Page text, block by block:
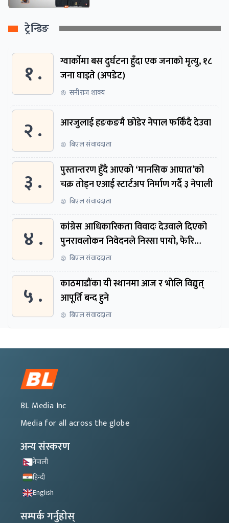
ट्रेन्डिङ
१ .
ग्वार्काेमा बस दुर्घटना हुँदा एक जनाकाे मृत्यु, १८
जना घाइते (अपडेट)
सनीराज शाक्य
२ . आरजुलाई हङकङमै छोडेर नेपाल फर्किँदै देउवा
बिएल संवाददाता
३ .
पुस्तान्तरण हुँदै आएको ‘मानसिक आघात’को
चक्र तोड्न एआई स्टार्टअप निर्माण गर्दै ३ नेपाली
बिएल संवाददाता
४ .
कांग्रेस आधिकारिकता विवादः देउवाले दिएको
पुनरावलोकन निवेदनले निस्सा पायो, फेरि
सुरुदेखि सुनुवाइ हुने
बिएल संवाददाता
५ .
काठमाडौंका यी स्थानमा आज र भोलि विद्युत्
आपूर्ति बन्द हुने
बिएल संवाददाता
BL Media Inc
Media for all across the globe
अन्य संस्करण
नेपाली
हिन्दी
English
सम्पर्क गर्नुहोस्